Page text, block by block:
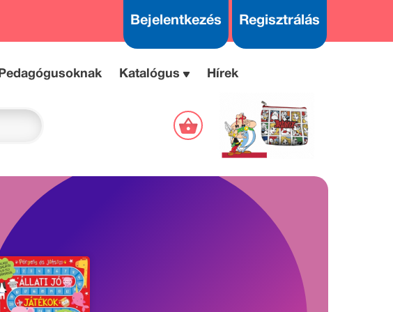
Bejelentkezés Regisztrálás
Pedagógusoknak Katalógus Hírek